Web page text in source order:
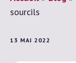
sourcils
13 MAI 2022